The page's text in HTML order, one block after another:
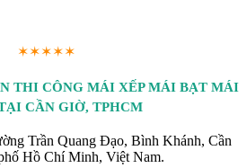
✶✶✶✶✶
THI CÔNG MÁI XẾP MÁI BẠT MÁI
CẦN GIỜ, TPHCM
Trần Quang Đạo, Bình Khánh, Cần
Hồ Chí Minh, Việt Nam.